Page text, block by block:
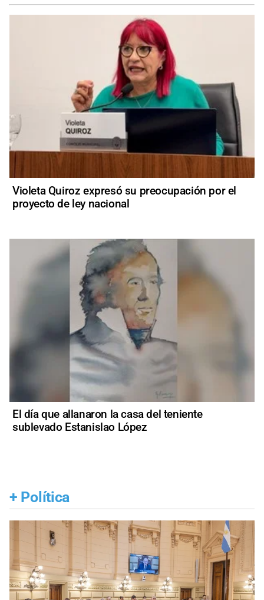
Violeta Quiroz expresó su preocupación por el
proyecto de ley nacional
El día que allanaron la casa del teniente
sublevado Estanislao López
+ Política